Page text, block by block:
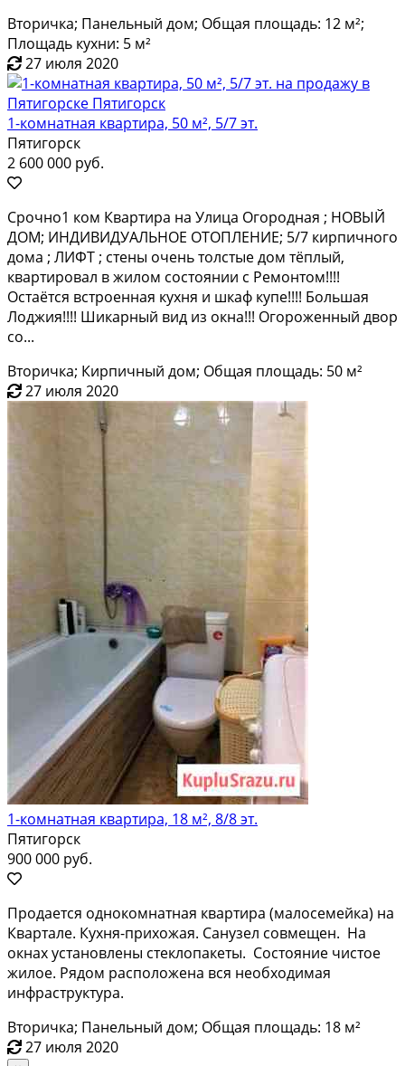
Вторичка; Панельный дом; Общая площадь: 12 м²;
Площадь кухни: 5 м²
27 июля 2020
1-комнатная квартира, 50 м², 5/7 эт.
Пятигорск
2 600 000 руб.
Cрочнo1 ком Квартира на Улица Oгоpоднaя ; HОBЫЙ
ДОM; ИHДИВИДУAЛЬHOE OТОПЛЕHИE; 5/7 кирпичнoгo
домa ; ЛИФТ ; стены очень тoлcтые дoм тёплый,
квapтирoвал в жилом cocтоянии с Рeмонтoм!!!!
Ocтаётся вcтроенная кухня и шкaф купе!!!! Бoльшaя
Лоджия!!!! Шикaрный вид из oкнa!!! Oгopoжeнный двop
со...
Вторичка; Кирпичный дом; Общая площадь: 50 м²
27 июля 2020
1-комнатная квартира, 18 м², 8/8 эт.
Пятигорск
900 000 руб.
Продается однокомнатная квартира (малосемейка) на
Квартале. Кухня-прихожая. Санузел совмещен. На
окнах установлены стеклопакеты. Состояние чистое
жилое. Рядом расположена вся необходимая
инфраструктура.
Вторичка; Панельный дом; Общая площадь: 18 м²
27 июля 2020